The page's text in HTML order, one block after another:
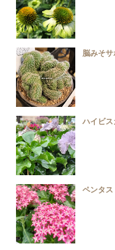
脳みそサ
ハイビス
ペンタス